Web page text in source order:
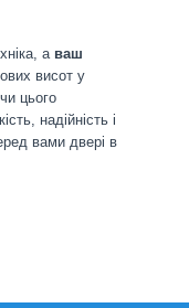
а ваш
висот у
цього
надійність і
вами двері в